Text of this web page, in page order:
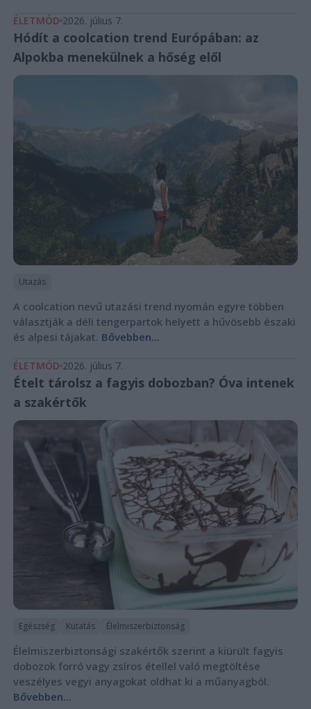
ÉLETMÓD 2026. július 7.
Hódít a coolcation trend Európában: az
Alpokba menekülnek a hőség elől
Utazás
A coolcation nevű utazási trend nyomán egyre többen
választják a déli tengerpartok helyett a hűvösebb északi
és alpesi tájakat. Bővebben...
ÉLETMÓD 2026. július 7.
Ételt tárolsz a fagyis dobozban? Óva intenek
a szakértők
Egészség Kutatás Élelmiszerbiztonság
Élelmiszerbiztonsági szakértők szerint a kiürült fagyis
dobozok forró vagy zsíros étellel való megtöltése
veszélyes vegyi anyagokat oldhat ki a műanyagból.
Bővebben...